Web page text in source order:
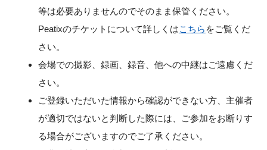
等は必要ありませんのでそのまま保管ください。
Peatixのチケットについて詳しくはこちら をご覧くだ
さい。
会場での撮影、録画、録音、他への中継はご遠慮くだ
さい。
ご登録いただいた情報から確認ができない方、主催者
が適切ではないと判断した際には、ご参加をお断りす
る場合がございますのでご了承ください。